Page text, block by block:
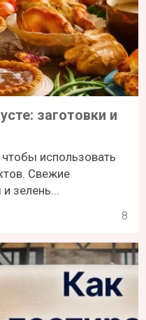
заготовки и
использовать
Свежие
зелень...
8